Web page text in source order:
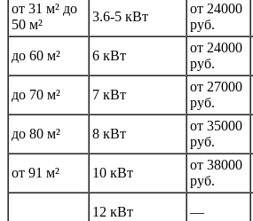
от 31 м² до
50 м²
3.6-5 кВт
от 24000
руб.
до 60 м² 6 кВт
от 24000
руб.
до 70 м² 7 кВт
от 27000
руб.
до 80 м² 8 кВт
от 35000
руб.
от 91 м² 10 кВт
от 38000
руб.
12 кВт —